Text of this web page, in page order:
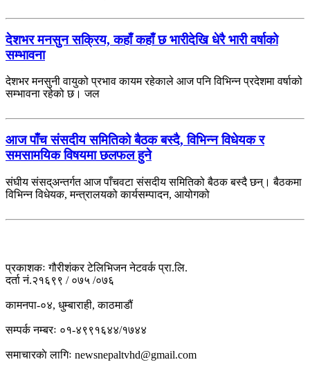
देशभर मनसुन सक्रिय, कहाँ कहाँ छ भारीदेखि धेरै भारी वर्षाको
सम्भावना
देशभर मनसुनी वायुको प्रभाव कायम रहेकाले आज पनि विभिन्न प्रदेशमा वर्षाको
सम्भावना रहेको छ। जल
आज पाँच संसदीय समितिको बैठक बस्दै, विभिन्न विधेयक र
समसामयिक विषयमा छलफल हुने
संघीय संसद्अन्तर्गत आज पाँचवटा संसदीय समितिको बैठक बस्दै छन्। बैठकमा
विभिन्न विधेयक, मन्त्रालयको कार्यसम्पादन, आयोगको
प्रकाशकः गौरीशंकर टेलिभिजन नेटवर्क प्रा.लि.
दर्ता नं.२१६९९ / ०७५ /०७६
कामनपा-०४, धुम्बाराही, काठमाडौं
सम्पर्क नम्बरः ०१-४९९१६४४/१७४४
समाचारकाे लागिः newsnepaltvhd@gmail.com